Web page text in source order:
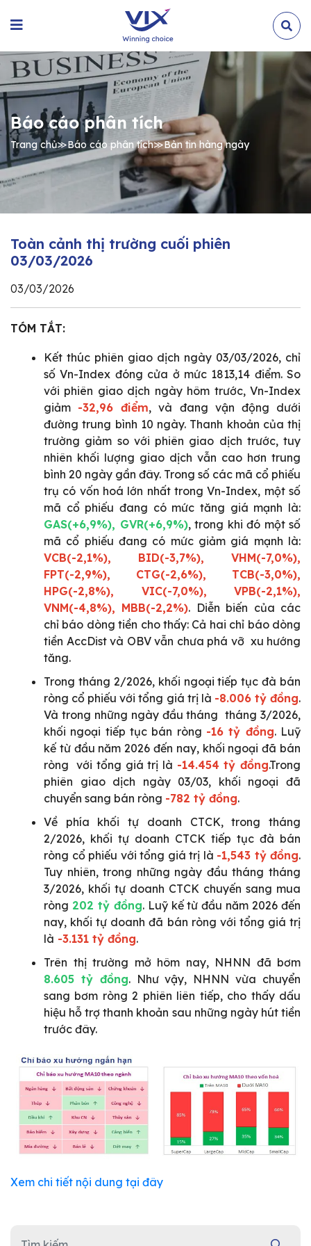
Báo cáo phân tích
Trang chủ≫Báo cáo phân tích≫Bản tin hàng ngày
Toàn cảnh thị trường cuối phiên
03/03/2026
03/03/2026
TÓM TẮT:
Kết thúc phiên giao dịch ngày 03/03/2026, chỉ
số Vn-Index đóng cửa ở mức 1813,14 điểm. So
với phiên giao dịch ngày hôm trước, Vn-Index
giảm -32,96 điểm, và đang vận động dưới
đường trung bình 10 ngày. Thanh khoản của thị
trường giảm so với phiên giao dịch trước, tuy
nhiên khối lượng giao dịch vẫn cao hơn trung
bình 20 ngày gần đây. Trong số các mã cổ phiếu
trụ có vốn hoá lớn nhất trong Vn-Index, một số
mã cổ phiếu đang có mức tăng giá mạnh là:
GAS(+6,9%), GVR(+6,9%), trong khi đó một số
mã cổ phiếu đang có mức giảm giá mạnh là:
VCB(-2,1%), BID(-3,7%), VHM(-7,0%),
FPT(-2,9%), CTG(-2,6%), TCB(-3,0%),
HPG(-2,8%), VIC(-7,0%), VPB(-2,1%),
VNM(-4,8%), MBB(-2,2%). Diễn biến của các
chỉ báo dòng tiền cho thấy: Cả hai chỉ báo dòng
tiền AccDist và OBV vẫn chưa phá vỡ xu hướng
tăng.
Trong tháng 2/2026, khối ngoại tiếp tục đà bán
ròng cổ phiếu với tổng giá trị là -8.006 tỷ đồng.
Và trong những ngày đầu tháng tháng 3/2026,
khối ngoại tiếp tục bán ròng -16 tỷ đồng. Luỹ
kế từ đầu năm 2026 đến nay, khối ngoại đã bán
ròng với tổng giá trị là -14.454 tỷ đồng.Trong
phiên giao dịch ngày 03/03, khối ngoại đã
chuyển sang bán ròng -782 tỷ đồng.
Về phía khối tự doanh CTCK, trong tháng
2/2026, khối tự doanh CTCK tiếp tục đà bán
ròng cổ phiếu với tổng giá trị là -1,543 tỷ đồng.
Tuy nhiên, trong những ngày đầu tháng tháng
3/2026, khối tự doanh CTCK chuyến sang mua
ròng 202 tỷ đồng. Luỹ kế từ đầu năm 2026 đến
nay, khối tự doanh đã bán ròng với tổng giá trị
là -3.131 tỷ đồng.
Trên thị trường mở hôm nay, NHNN đã bơm
8.605 tỷ đồng. Như vậy, NHNN vừa chuyển
sang bơm ròng 2 phiên liên tiếp, cho thấy dấu
hiệu hỗ trợ thanh khoản sau những ngày hút tiền
trước đây.
Xem chi tiết nội dung tại đây